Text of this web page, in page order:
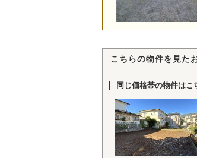
こちらの物件を見た
同じ価格帯の物件はこ